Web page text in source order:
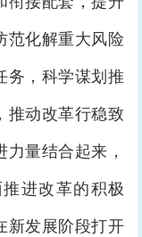
范化解重大风险
务，科学谋划推
推动改革行稳致
量结合起来，
进改革的积极
新发展阶段打开